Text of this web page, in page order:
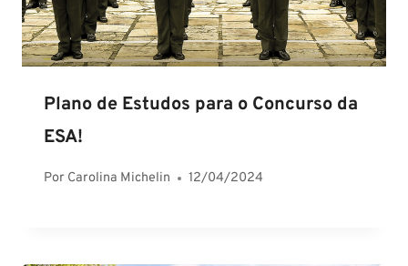
Plano de Estudos para o Concurso da
ESA!
Por Carolina Michelin 12/04/2024